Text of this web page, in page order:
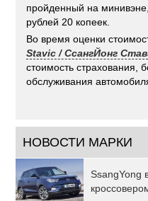
пройденный на
рублей 20 копеек.
Во время оценки
Stavic / СсангЙонг
стоимость страхования,
обслуживания
НОВОСТИ МАРКИ
SsangYong